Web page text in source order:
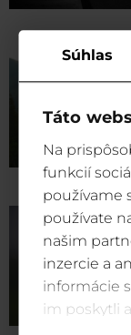
Súhlas
Táto
Na
funkcií
používame
používate
našim
inzercie a
informácie
im poskytli
Rovná Hoľa